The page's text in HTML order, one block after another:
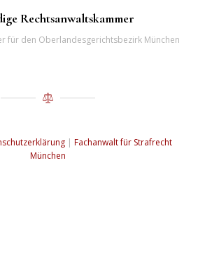
Rechtsanwaltskammer
für den Oberlandesgerichtsbezirk München
| Fachanwalt für Strafrecht
München